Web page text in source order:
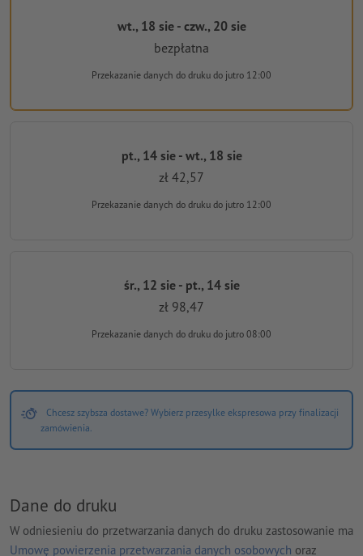
wt., 18 sie - czw., 20 sie
bezpłatna
Przekazanie danych do druku do jutro 12:00
pt., 14 sie - wt., 18 sie
zł 42,57
Przekazanie danych do druku do jutro 12:00
śr., 12 sie - pt., 14 sie
zł 98,47
Przekazanie danych do druku do jutro 08:00
Chcesz szybsza dostawe? Wybierz przesylke ekspresowa przy finalizacji
zamówienia.
Dane do druku
W odniesieniu do przetwarzania danych do druku zastosowanie ma
Umowę powierzenia przetwarzania danych osobowych oraz